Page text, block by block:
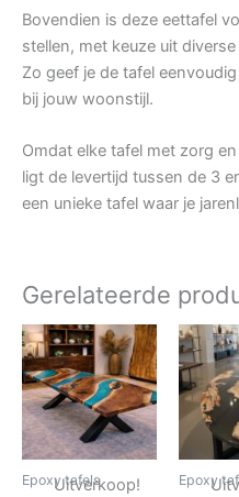
Bovendien is deze eettafel
stellen, met keuze uit
Zo geef je de tafel
bij jouw woonstijl.
Omdat elke tafel met zorg
ligt de levertijd tussen de 3
een unieke tafel waar je
Gerelateerde
Uitverkoop!
Epoxy tafels
Oorspronkelijke
prijs
was:
€5,595.00.
Huidige
prijs
is:
€4,495.00.
Epoxy